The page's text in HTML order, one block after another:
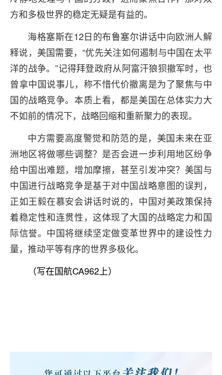
方和多极世界的稳定无疑是有益的。
海格塞斯在12日的布鲁塞尔讲话中向欧洲人解
释说，美国需要，“优先关注如何遏制与中国在太平
洋的战争。”记得拜登政府从阿富汗狼狈撤军时，也
曾拿中国说事儿，称不惜代价撤离是为了聚焦与中
国的战略竞争。本质上看，都是美国在总体实力大
不如前的情况下，战略回缩和重新聚力的表现。
中方需要高度警觉和防范的是，美国未来在亚
洲地区将做哪些调整？是否会进一步利用地区纷争
给中国出难题，增加摩擦，甚至引发冲突？美国与
中国进行战略竞争是基于对中国战略意图的误判，
正如王毅在慕安会讲话时说的，中国对美政策保持
着稳定性和连贯性，这体现了大国的战略定力和国
际信誉。中国将继续坚定做变革世界中的建设性力
量，推动平等有序的世界多极化。
（写在国航CA962上）